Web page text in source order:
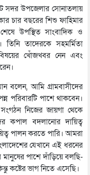
সদর উপজেলার সোনাতলায়
চার বছরের শিশু ফাহিমার
উপস্থিত সাংবাদিক ও
তাদেরকে সহমর্মিতা
বিষয়ের খোঁজখবর নেন এবং
বলেন, আমি গ্রামবাসীদের
পরিবারটি পাশে থাকবেন।
নিজের জায়গা থেকে
কপাল বদলানোর দায়িত্ব
পালন করতে পারি। আমরা
যেখানে এই ধরনের
পাশে দাঁড়িয়ে বলছি-
কষ্টের ভাগ নিতে এসেছি।